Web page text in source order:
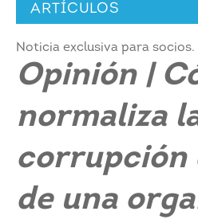
ARTÍCULOS
Noticia exclusiva para socios.
Opinión |
normaliza
corrupción
de una